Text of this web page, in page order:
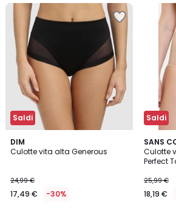
Saldi
DIM
Culotte vita alta Generous
24,99 €
17,49 € -30%
4,8
/ 5
Saldi
SANS
Culotte
Perfect
25,99 €
18,19 €
3,8
/ 5
2
Colori